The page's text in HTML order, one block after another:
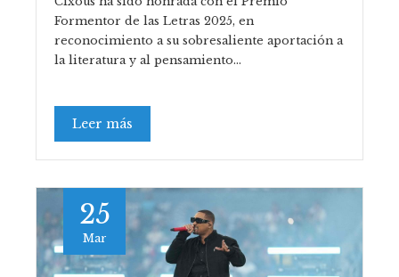
Formentor de las Letras 2025, en
reconocimiento a su sobresaliente aportación a
la literatura y al pensamiento…
Leer más
25
Mar